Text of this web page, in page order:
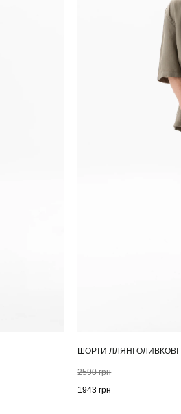
ШОРТИ ЛЛЯНІ ОЛИВКОВІ
2590грн
1943грн